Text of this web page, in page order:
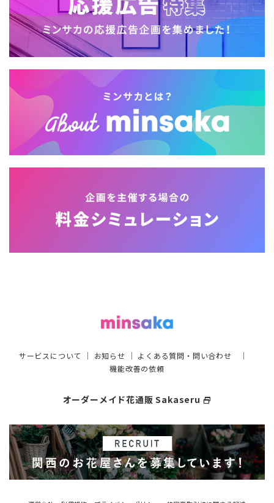
サービスについて ｜ お知らせ ｜ よくある質問・問い合わせ ｜
機能改善の依頼
オーダーメイド花通販 Sakaseru select_window